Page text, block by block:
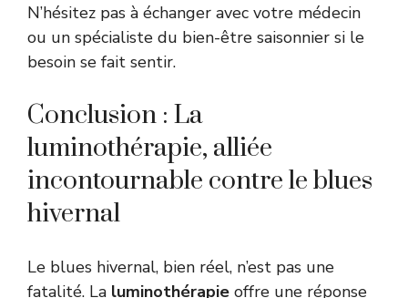
N’hésitez pas à échanger avec votre médecin
ou un spécialiste du bien-être saisonnier si le
besoin se fait sentir.
Conclusion : La
luminothérapie, alliée
incontournable contre le blues
hivernal
Le blues hivernal, bien réel, n’est pas une
fatalité. La luminothérapie offre une réponse